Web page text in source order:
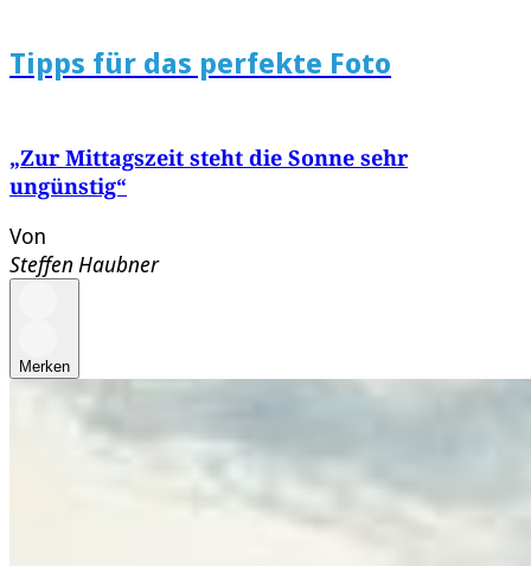
Tipps für das perfekte Foto
„Zur Mittagszeit steht die Sonne sehr
ungünstig“
Von
Steffen Haubner
Merken